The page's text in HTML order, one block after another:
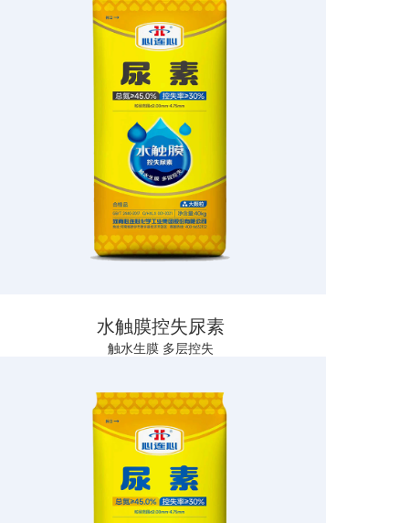
水触膜控失尿素
触水生膜 多层控失